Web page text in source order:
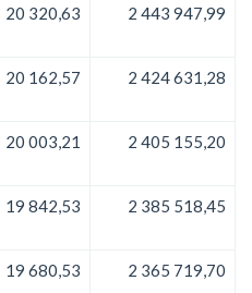
20 320,63 2 443 947,99
20 162,57 2 424 631,28
20 003,21 2 405 155,20
19 842,53 2 385 518,45
19 680,53 2 365 719,70